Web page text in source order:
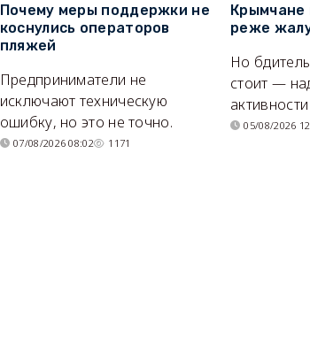
Почему меры поддержки не
коснулись операторов
пляжей
Предприниматели не
исключают техническую
ошибку, но это не точно.
07/08/2026 08:02 1171
Крымчане
реже
Но
стоит —
05/08/2026